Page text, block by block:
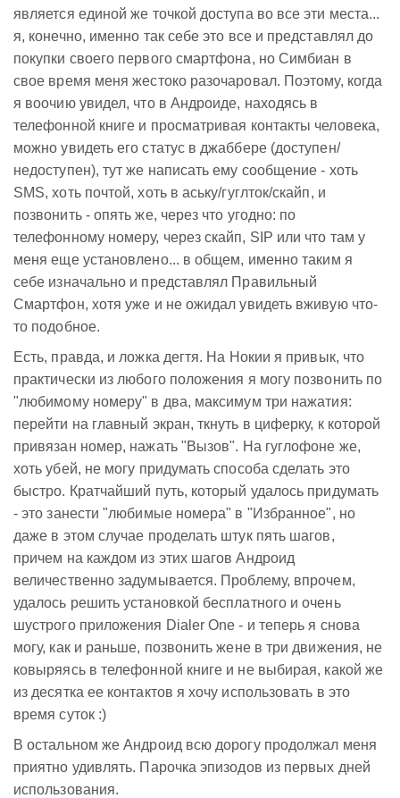
является единой же точкой доступа во все эти места...
я, конечно, именно так себе это все и представлял до
покупки своего первого смартфона, но Симбиан в
свое время меня жестоко разочаровал. Поэтому, когда
я воочию увидел, что в Андроиде, находясь в
телефонной книге и просматривая контакты человека,
можно увидеть его статус в джаббере (доступен/
недоступен), тут же написать ему сообщение - хоть
SMS, хоть почтой, хоть в аську/гуглток/скайп, и
позвонить - опять же, через что угодно: по
телефонному номеру, через скайп, SIP или что там у
меня еще установлено... в общем, именно таким я
себе изначально и представлял Правильный
Смартфон, хотя уже и не ожидал увидеть вживую что-
то подобное.
Есть, правда, и ложка дегтя. На Нокии я привык, что
практически из любого положения я могу позвонить по
"любимому номеру" в два, максимум три нажатия:
перейти на главный экран, ткнуть в циферку, к которой
привязан номер, нажать "Вызов". На гуглофоне же,
хоть убей, не могу придумать способа сделать это
быстро. Кратчайший путь, который удалось придумать
- это занести "любимые номера" в "Избранное", но
даже в этом случае проделать штук пять шагов,
причем на каждом из этих шагов Андроид
величественно задумывается. Проблему, впрочем,
удалось решить установкой бесплатного и очень
шустрого приложения Dialer One - и теперь я снова
могу, как и раньше, позвонить жене в три движения, не
ковыряясь в телефонной книге и не выбирая, какой же
из десятка ее контактов я хочу использовать в это
время суток :)
В остальном же Андроид всю дорогу продолжал меня
приятно удивлять. Парочка эпизодов из первых дней
использования.